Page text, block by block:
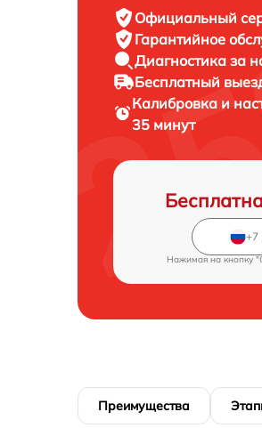
Официальный
Гарантийное
Диагностика за
Бесплатный
Калибровка и
35 минут
Нажимая на кнопку
Преимущества